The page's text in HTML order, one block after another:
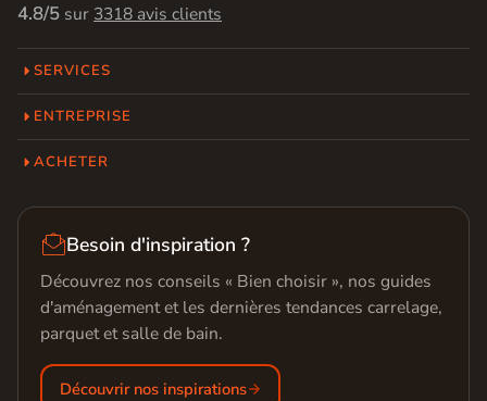
4.8/5 sur 3318 avis clients
SERVICES
ENTREPRISE
ACHETER
Besoin d'inspiration ?
Découvrez nos conseils « Bien choisir », nos guides
d'aménagement et les dernières tendances carrelage,
parquet et salle de bain.
Découvrir nos inspirations